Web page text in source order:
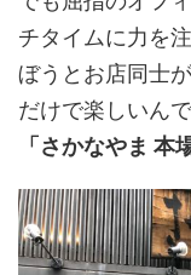
チタイムに力を
ぼうとお店同士
だけで楽しいん
「さかなやま 本